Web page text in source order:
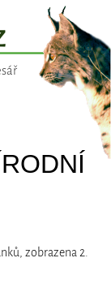
zobrazena 2.